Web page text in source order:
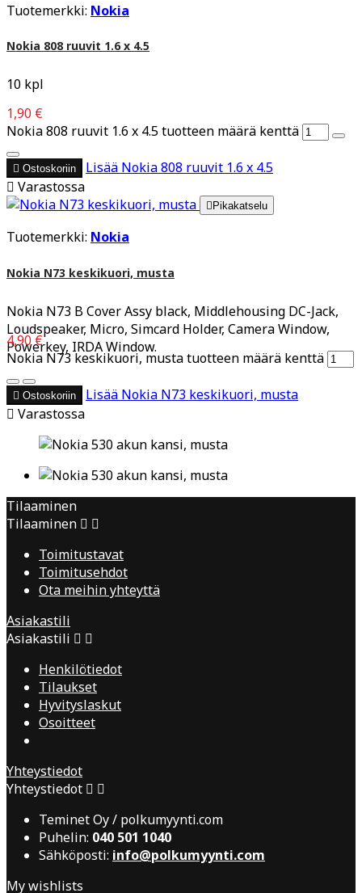
Tuotemerkki: Nokia
Nokia 808 ruuvit 1.6 x 4.5
10 kpl
1,90 €
Nokia 808 ruuvit 1.6 x 4.5 tuotteen määrä kenttä
 Ostoskoriin Lisää Nokia 808 ruuvit 1.6 x 4.5
 Varastossa
 Pikakatselu
Tuotemerkki: Nokia
Nokia N73 keskikuori, musta
Nokia N73 B Cover Assy black, Middlehousing DC-Jack,
Loudspeaker, Micro, Simcard Holder, Camera Window,
Powerkey, IRDA Window.
4,90 €
Nokia N73 keskikuori, musta tuotteen määrä kenttä
 Ostoskoriin Lisää Nokia N73 keskikuori, musta
 Varastossa
Tilaaminen
Tilaaminen  
Toimitustavat
Toimitusehdot
Ota meihin yhteyttä
Asiakastili
Asiakastili  
Henkilötiedot
Tilaukset
Hyvityslaskut
Osoitteet
Yhteystiedot
Yhteystiedot  
Teminet Oy / polkumyynti.com
Puhelin: 040 501 1040
Sähköposti: info@polkumyynti.com
My wishlists